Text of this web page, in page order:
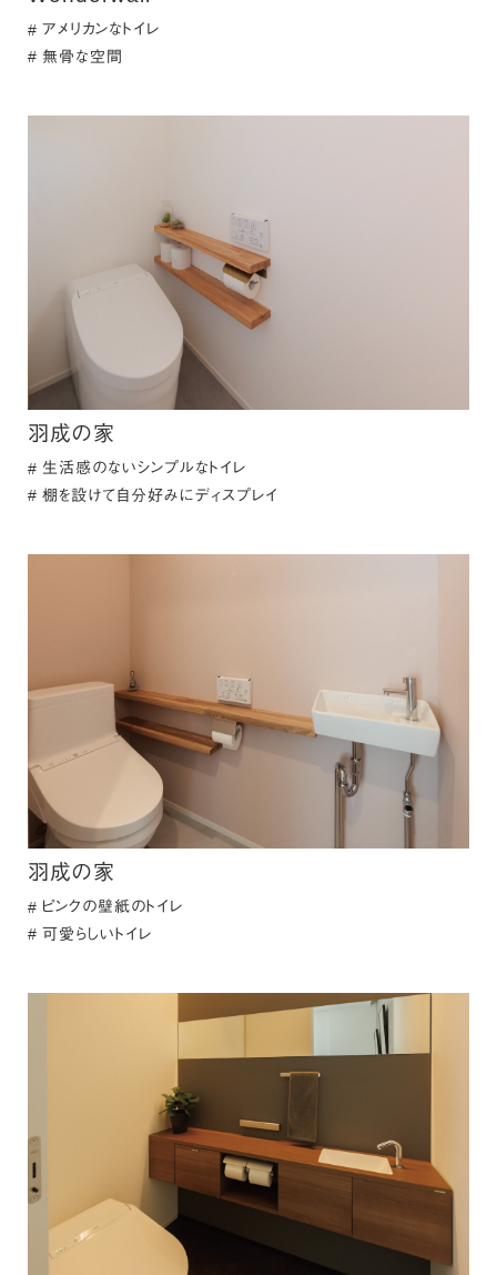
アメリカンなトイレ
無骨な空間
羽成の家
生活感のないシンプルなトイレ
棚を設けて自分好みにディスプレイ
羽成の家
ピンクの壁紙のトイレ
可愛らしいトイレ